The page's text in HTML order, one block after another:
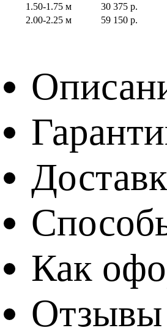
1.50-1.75 м
30 375 р.
2.00-2.25 м
59 150 р.
Как
Отзывы